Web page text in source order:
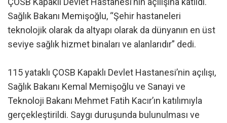
Sağlık Bakanı Memişoğlu, “Şehir hastaneleri
teknolojik olarak da altyapı olarak da dünyanın en üst
seviye sağlık hizmet binaları ve alanlarıdır” dedi.
115 yataklı ÇOSB Kapaklı Devlet Hastanesi’nin açılışı,
Sağlık Bakanı Kemal Memişoğlu ve Sanayi ve
Teknoloji Bakanı Mehmet Fatih Kacır’ın katılımıyla
gerçekleştirildi. Saygı duruşunda bulunulması ve